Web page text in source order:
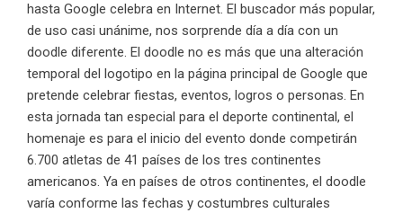
hasta Google celebra en Internet. El buscador más popular,
de uso casi unánime, nos sorprende día a día con un
doodle diferente. El doodle no es más que una alteración
temporal del logotipo en la página principal de Google que
pretende celebrar fiestas, eventos, logros o personas. En
esta jornada tan especial para el deporte continental, el
homenaje es para el inicio del evento donde competirán
6.700 atletas de 41 países de los tres continentes
americanos. Ya en países de otros continentes, el doodle
varía conforme las fechas y costumbres culturales